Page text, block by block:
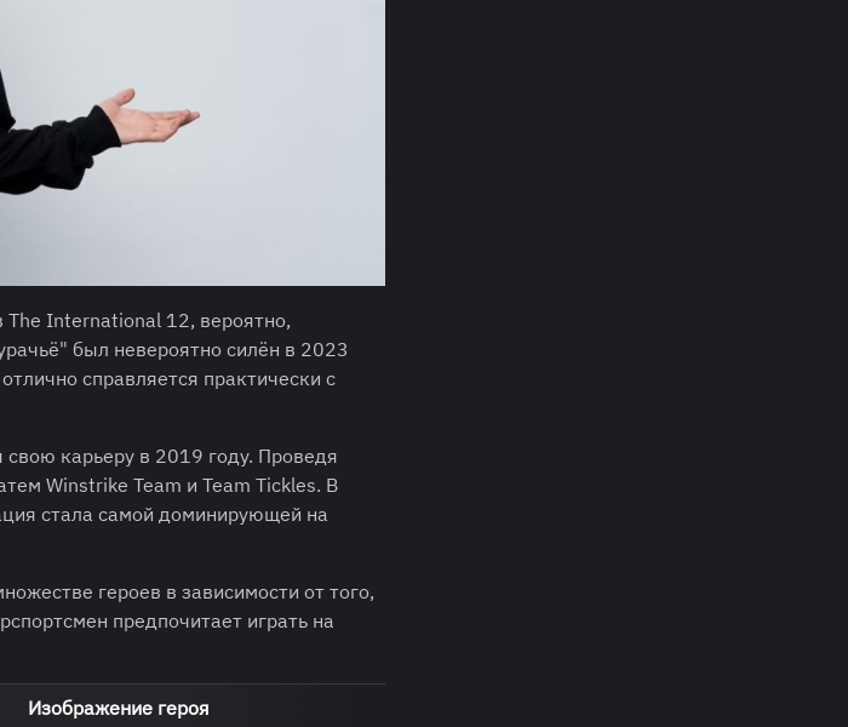
International 12, вероятно,
был невероятно силён в 2023
справляется практически с
карьеру в 2019 году. Проведя
Winstrike Team и Team Tickles. В
стала самой доминирующей на
героев в зависимости от того,
предпочитает играть на
Изображение героя